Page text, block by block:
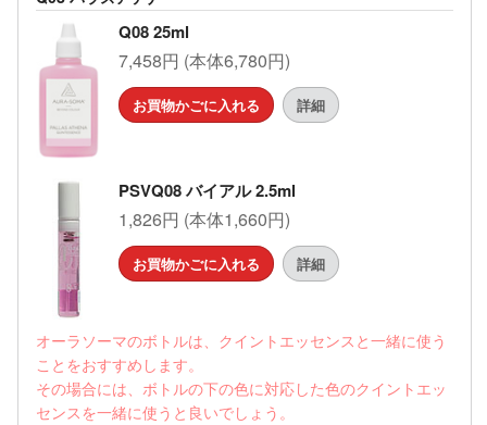
Q08 25ml
7,458円 (本体6,780円)
お買物かごに入れる 詳細
PSVQ08 バイアル 2.5ml
1,826円 (本体1,660円)
お買物かごに入れる 詳細
オーラソーマのボトルは、クイントエッセンスと一緒に使う
ことをおすすめします。
その場合には、ボトルの下の色に対応した色のクイントエッ
センスを一緒に使うと良いでしょう。